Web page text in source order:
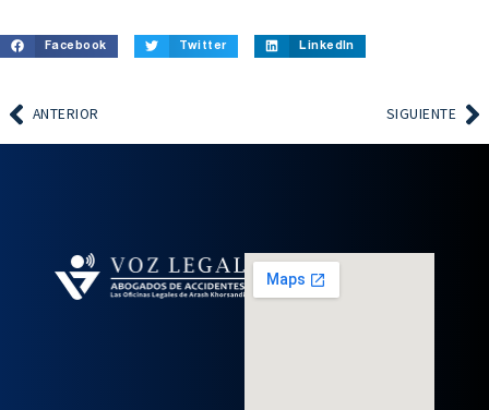
Facebook Twitter LinkedIn
ANTERIOR SIGUIENTE